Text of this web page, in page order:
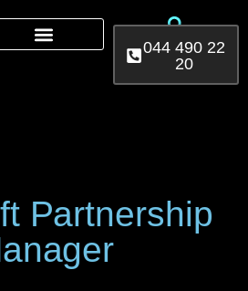
044 490 22
20
Partnership